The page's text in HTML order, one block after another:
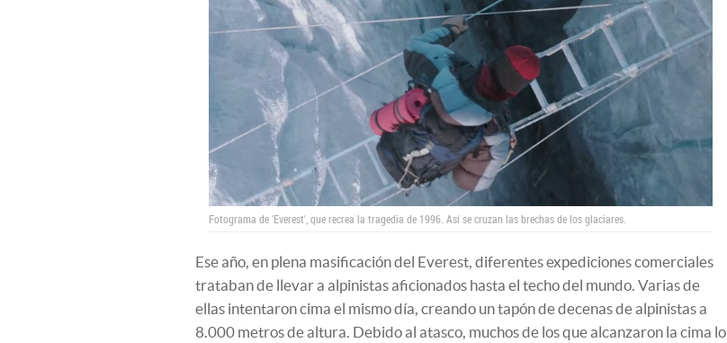
Fotograma de 'Everest', que recrea la tragedia de 1996. Así se cruzan las brechas de los glaciares.
Ese año, en plena masificación del Everest, diferentes expediciones comerciales
trataban de llevar a alpinistas aficionados hasta el techo del mundo. Varias de
ellas intentaron cima el mismo día, creando un tapón de decenas de alpinistas a
8.000 metros de altura. Debido al atasco, muchos de los que alcanzaron la cima lo